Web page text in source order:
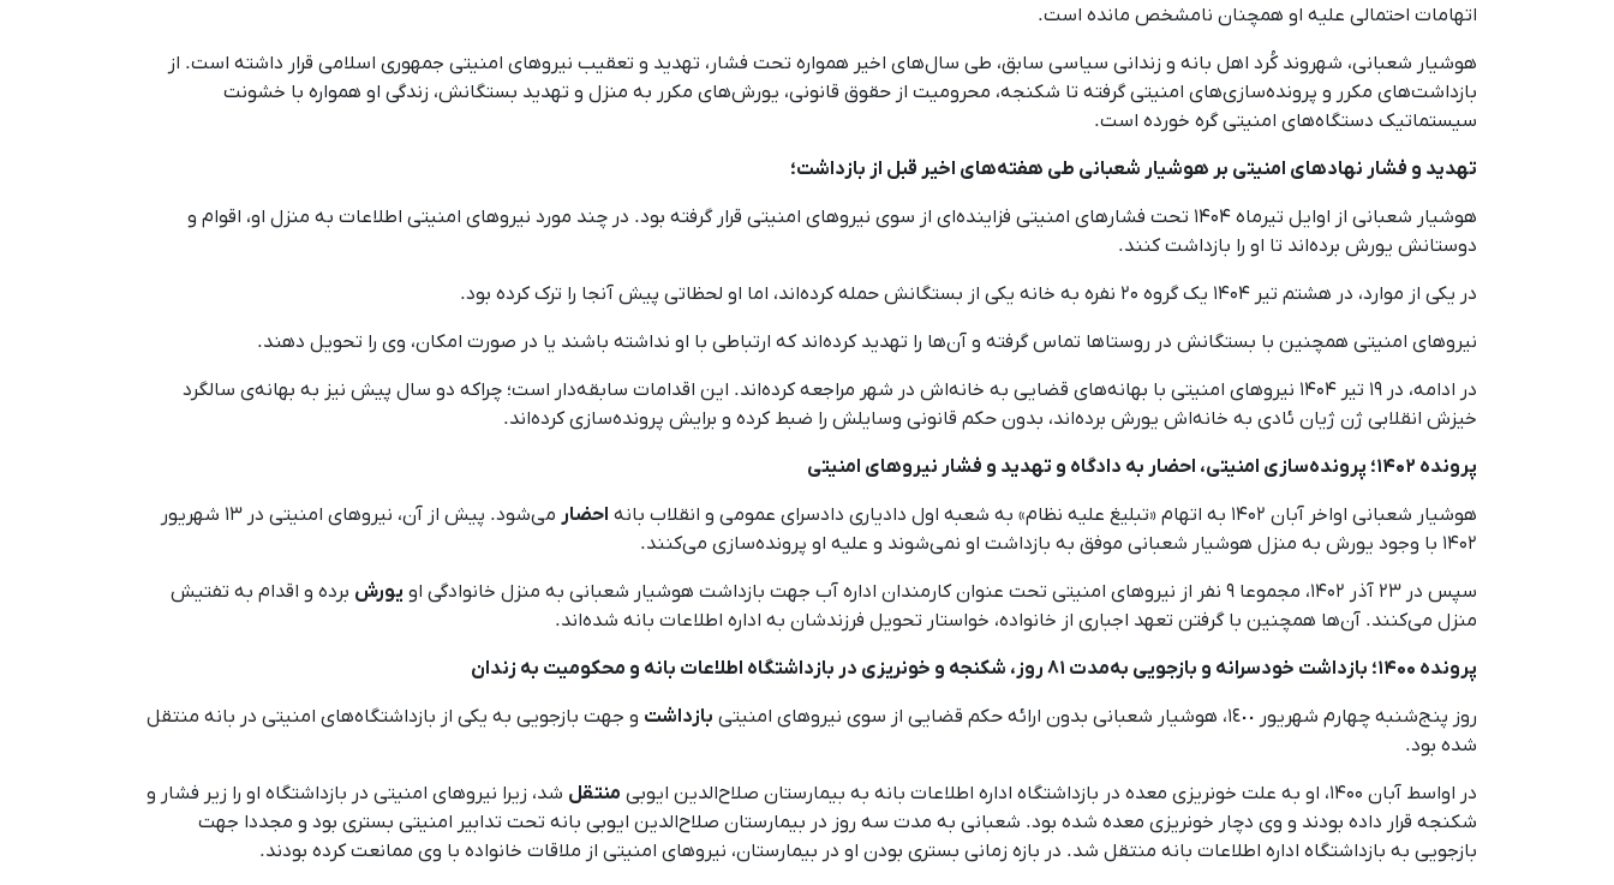
اتهامات احتمالی علیه او همچنان نامشخص مانده است.
هوشیار شعبانی، شهروند کُرد اهل بانه و زندانی سیاسی سابق، طی سال‌های اخیر همواره تحت فشار، تهدید و تعقیب نیروهای امنیتی جمهوری اسلامی قرار داشته است. از
بازداشت‌های مکرر و پرونده‌سازی‌های امنیتی گرفته تا شکنجه، محرومیت از حقوق قانونی، یورش‌های مکرر به منزل و تهدید بستگانش، زندگی او همواره با خشونت
سیستماتیک دستگاه‌های امنیتی گره خورده است.
تهدید و فشار نهادهای امنیتی بر هوشیار شعبانی طی هفته‌های اخیر قبل از بازداشت؛‌
هوشیار شعبانی از اوایل تیرماه ۱۴۰۴ تحت فشارهای امنیتی فزاینده‌ای از سوی نیروهای امنیتی قرار گرفته بود. در چند مورد نیروهای امنیتی اطلاعات به منزل او، اقوام و
دوستانش یورش برده‌اند تا او را بازداشت کنند.
در یکی از موارد، در هشتم تیر ۱۴۰۴ یک گروه ۲۰ نفره به خانه یکی از بستگانش حمله کرده‌اند، اما او لحظاتی پیش آنجا را ترک کرده بود.
نیروهای امنیتی همچنین با بستگانش در روستاها تماس گرفته و آن‌ها را تهدید کرده‌اند که ارتباطی با او نداشته باشند یا در صورت امکان، وی را تحویل دهند.
در ادامه، در ۱۹ تیر ۱۴۰۴ نیروهای امنیتی با بهانه‌های قضایی به خانه‌اش در شهر مراجعه کرده‌اند. این اقدامات سابقه‌دار است؛ چرا‌که دو سال پیش نیز به بهانه‌ی سالگرد
خیزش انقلابی ژن ژیان ئادی به خانه‌اش یورش برده‌اند، بدون حکم قانونی وسایلش را ضبط کرده و برایش پرونده‌سازی کرده‌اند.
پرونده ۱۴۰۲؛ پرونده‌سازی امنیتی، احضار به دادگاه و تهدید و فشار نیروهای امنیتی
هوشیار شعبانی اواخر آبان ۱۴۰۲ به اتهام «تبلیغ علیه نظام» به شعبه اول دادیاری دادسرای عمومی و انقلاب بانه
احضار
می‌شود. پیش از آن، نیروهای امنیتی در ۱۳ شهریور
۱۴۰۲ با وجود یورش به منزل هوشیار شعبانی موفق به بازداشت او نمی‌شوند و علیه او پرونده‌سازی می‌کنند.
سپس در ۲۳ آذر ۱۴۰۲، مجموعا ۹ نفر از نیروهای امنیتی تحت عنوان کارمندان اداره آب جهت بازداشت هوشیار شعبانی به منزل خانوادگی او
یورش برده و اقدام به تفتیش
منزل می‌کنند. آن‌ها همچنین با گرفتن تعهد اجباری از خانواده، خواستار تحویل فرزندشان به اداره اطلاعات بانه شده‌اند.
پرونده ۱۴۰۰؛ بازداشت خودسرانه و بازجویی به‌مدت ۸۱ روز، شکنجه و خونریزی در بازداشتگاه اطلاعات بانه و محکومیت به زندان
روز پنج‌شنبه چهارم شهریور ١٤٠٠، هوشیار شعبانی بدون ارائه حکم قضایی از سوی نیروهای امنیتی
بازداشت و جهت بازجویی به یکی از بازداشتگاه‌های امنیتی در بانه منتقل
شده بود.
در اواسط آبان ۱۴۰۰، او به علت خونریزی معده در بازداشتگاه اداره اطلاعات بانه به بیمارستان صلاح‌الدین ایوبی
منتقل شد، زیرا نیروهای امنیتی در بازداشتگاه او را زیر فشار و
شکنجه قرار داده بودند و وی دچار خونریزی معده شده بود. شعبانی به مدت سه روز در بیمارستان صلاح‌الدین ایوبی بانه تحت تدابیر امنیتی بستری بود و مجددا جهت
بازجویی به بازداشتگاه اداره اطلاعات بانه منتقل شد. در بازه زمانی بستری بودن او در بیمارستان، نیروهای امنیتی از ملاقات خانواده با وی ممانعت کرده بودند.